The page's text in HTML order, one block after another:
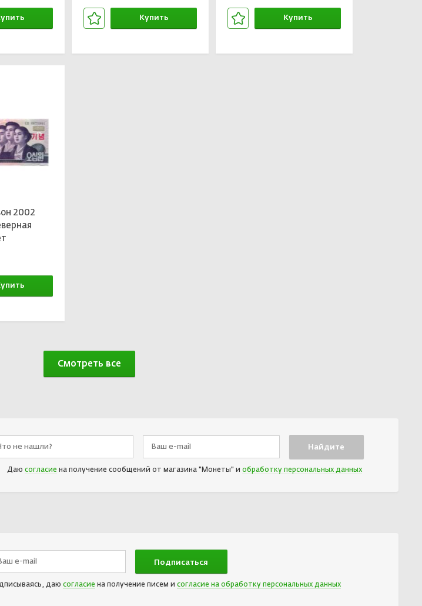
Купить Купить
2002
Смотреть все
Даю согласие на получение сообщений от магазина "Монеты" и обработку персональных данных
даю согласие на получение писем и согласие на обработку персональных данных